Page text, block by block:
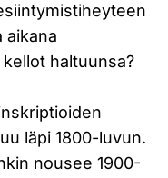
aikana
haltuunsa?
läpi 1800-luvun.
nousee 1900-